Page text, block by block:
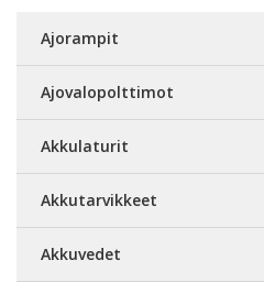
Ajorampit
Ajovalopolttimot
Akkulaturit
Akkutarvikkeet
Akkuvedet